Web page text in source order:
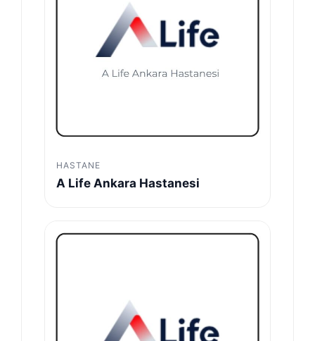
HASTANE
A Life Ankara Hastanesi